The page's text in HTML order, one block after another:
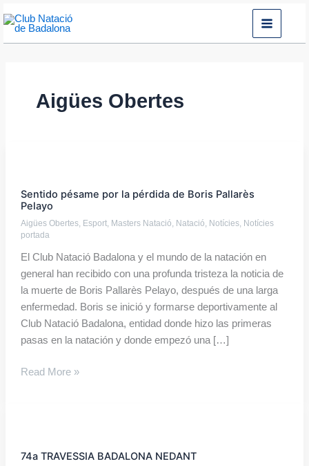
al
contenido
Aigües Obertes
Sentido pésame por la pérdida de Boris Pallarès
Pelayo
Aigües Obertes, Esport, Masters Natació Natació Notícies, Notícies
portada
El Club Natació Badalona y el mundo de la natación en
general han recibido con una profunda tristeza la noticia de
la muerte de Boris Pallarès Pelayo, después de una larga
enfermedad. Boris se inició y formarse deportivamente al
Club Natació Badalona, entidad donde hizo las primeras
pasas en la natación y donde empezó una […]
por
pérdida
Boris
Pallarès
Pelayo
Read More »
74a TRAVESSIA BADALONA NEDANT
BADALONA